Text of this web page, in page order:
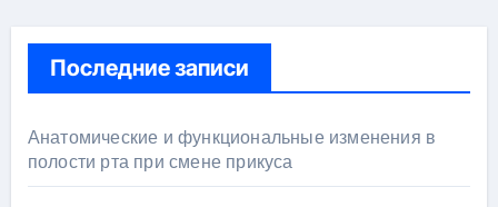
Последние записи
Анатомические и функциональные изменения в
полости рта при смене прикуса